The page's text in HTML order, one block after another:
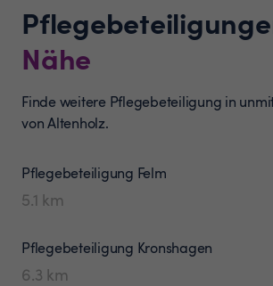
Nähe
Finde weitere Pflegebeteiligung in
von Altenholz.
Pflegebeteiligung Felm
5.1 km
Pflegebeteiligung Kronshagen
6.3 km